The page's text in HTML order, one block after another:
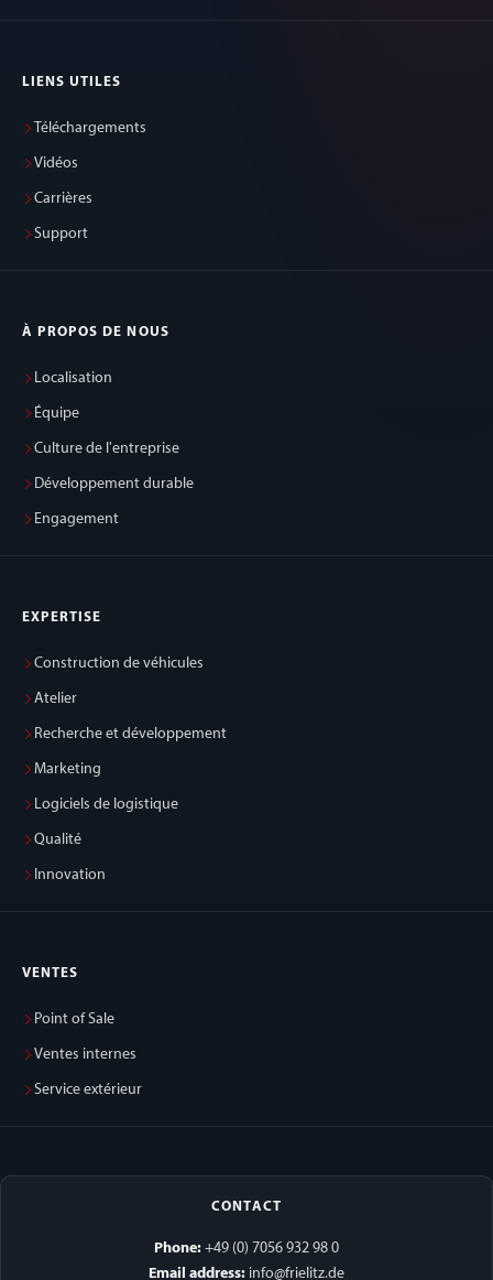
LIENS UTILES
Téléchargements
Vidéos
Carrières
Support
À PROPOS DE NOUS
Localisation
Équipe
Culture de l'entreprise
Développement durable
Engagement
EXPERTISE
Construction de véhicules
Atelier
Recherche et développement
Marketing
Logiciels de logistique
Qualité
Innovation
VENTES
Point of Sale
Ventes internes
Service extérieur
CONTACT
Phone: +49 (0) 7056 932 98 0
Email address: info@frielitz.de